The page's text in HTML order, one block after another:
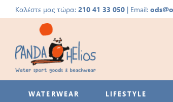
Καλέστε μας τώρα:210 41 33 050 | Email:
WATERWEAR LIFESTYLE